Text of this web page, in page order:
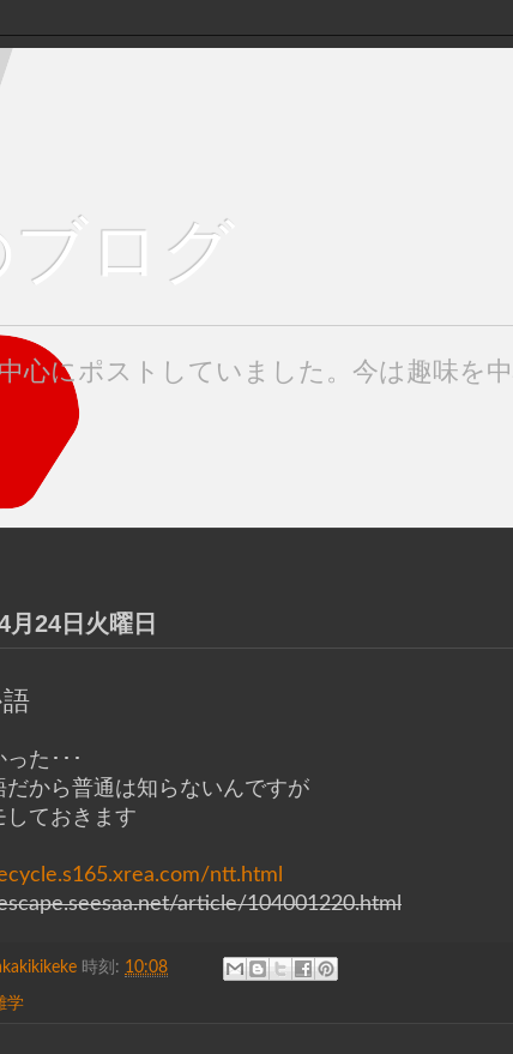
ログ
心にポストしていました。今は趣味を
月24日火曜日
った･･･
だから普通は知らないんですが
しておきます
ntt.html
article/104001220.html
時刻: 10:08
学